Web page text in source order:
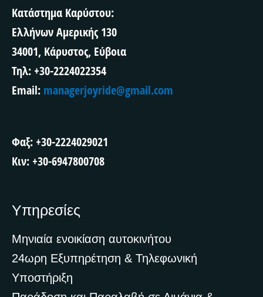
Υπηρεσίες
Μηνιαία ενοικίαση αυτοκινήτου
24ωρη Εξυπηρέτηση & Τηλεφωνική
Υποστήριξη
Κατάστημα Καρύστου:
Ελλήνων Αμερικής 130
34001, Κάρυστος, Εύβοια
Τηλ: +30-2224022354
Email: managerjoyride@gmail.com
Φαξ: +30-2224029021
Κιν: +30-6947800708